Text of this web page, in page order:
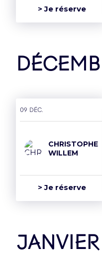
> Je réserve
09 déc.
CHRISTOPHE
WILLEM
> Je réserve
janvier